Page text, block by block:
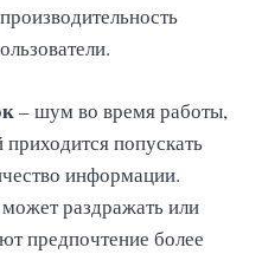
– шум во время работы,
попускать
информации.
раздражать или
предпочтение более